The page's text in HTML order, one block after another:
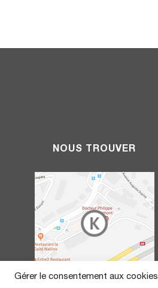
Gérer le consentement aux cookies
NOUS TROUVER